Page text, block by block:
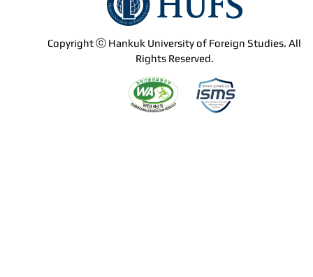
Copyright ⓒ Hankuk University of Foreign Studies. All
Rights Reserved.